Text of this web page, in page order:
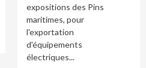
expositions des Pins
maritimes, pour
l'exportation
d'équipements
électriques...